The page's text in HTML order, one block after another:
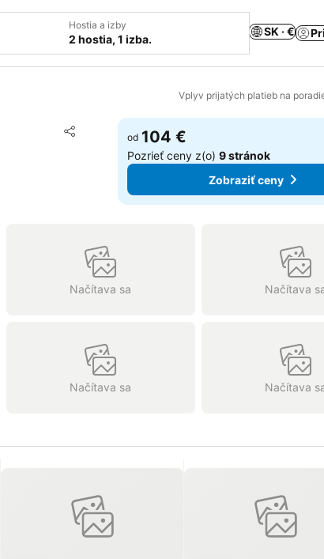
Hostia a izby
2 hostia, 1 izba.
SK · €
Vplyv prijatých platieb na
Zdieľať
Pridať do obľúbených
od 104 €
Pozrieť ceny z(o)9 stránok
Zobraziť ceny
Načítava sa Načítava
Načítava sa Načítava